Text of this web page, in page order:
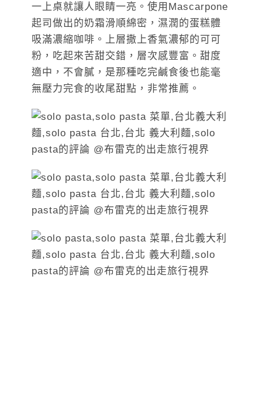
一上桌就讓人眼睛一亮。使用Mascarpone
起司做出的奶霜滑順綿密，濕潤的蛋糕體
吸滿濃縮咖啡。上層撒上香氣濃郁的可可
粉，吃起來苦甜交錯，層次感豐富。甜度
適中，不會膩，是那種吃完鹹食後也能毫
無壓力完食的收尾甜點，非常推薦。